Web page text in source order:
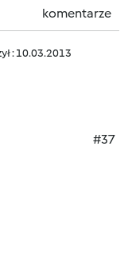
komentarze
: 10.03.2013
#37